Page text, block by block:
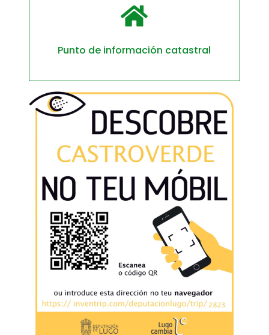

Punto de información catastral